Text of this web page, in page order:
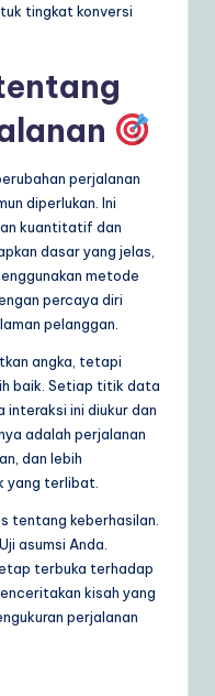
tingkat konversi
perjalanan
diperlukan. Ini
kuantitatif dan
dasar yang jelas,
metode
percaya diri
pelanggan.
angka, tetapi
baik. Setiap titik data
interaksi ini diukur dan
adalah perjalanan
dan lebih
yang terlibat.
tentang keberhasilan.
asumsi Anda.
terbuka terhadap
kisah yang
perjalanan